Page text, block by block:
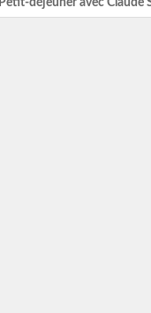
Petit-déjeuner avec Claude